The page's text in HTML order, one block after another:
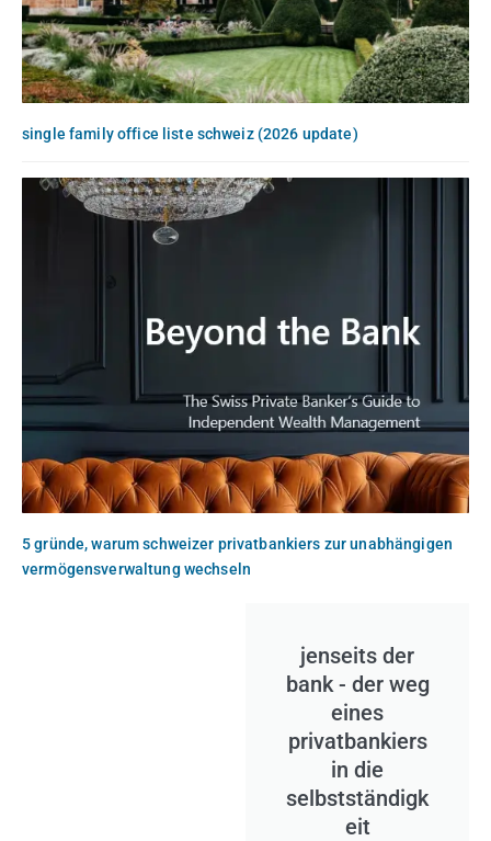
single family office liste schweiz (2026 update)
5 gründe, warum schweizer privatbankiers zur unabhängigen
vermögensverwaltung wechseln
jenseits der
bank - der weg
eines
privatbankiers
in die
selbstständigk
eit